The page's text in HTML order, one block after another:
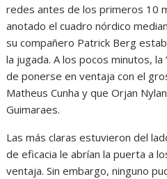
redes antes de los primeros 10
anotado el cuadro nórdico
su compañero Patrick Berg
la jugada. A los pocos minutos, la
de ponerse en ventaja con el
Matheus Cunha y que Orjan
Guimaraes.
Las más claras estuvieron del
de eficacia le abrían la puerta a
ventaja. Sin embargo, ninguno